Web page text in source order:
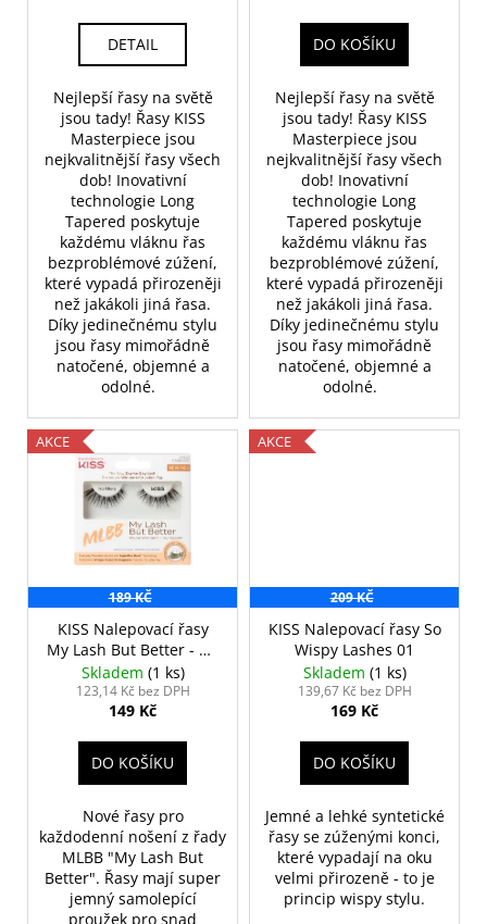
DETAIL
Nejlepší řasy na světě
jsou tady! Řasy KISS
Masterpiece jsou
nejkvalitnější řasy všech
dob! Inovativní
technologie Long
Tapered poskytuje
každému vláknu řas
bezproblémové zúžení,
které vypadá přirozeněji
než jakákoli jiná řasa.
Díky jedinečnému stylu
jsou řasy mimořádně
natočené, objemné a
odolné.
DO KOŠÍKU
Nejlepší řasy na světě
jsou tady! Řasy KISS
Masterpiece jsou
nejkvalitnější řasy všech
dob! Inovativní
technologie Long
Tapered poskytuje
každému vláknu řas
bezproblémové zúžení,
které vypadá přirozeněji
než jakákoli jiná řasa.
Díky jedinečnému stylu
jsou řasy mimořádně
natočené, objemné a
odolné.
AKCE
189 KČ
KISS Nalepovací řasy
My Lash But Better - No
Filters
Skladem (1 ks)
123,14 Kč bez DPH
149 Kč
DO KOŠÍKU
Nové řasy pro
každodenní nošení z řady
MLBB "My Lash But
Better". Řasy mají super
jemný samolepící
proužek pro snad
AKCE
209 KČ
KISS Nalepovací řasy So
Wispy Lashes 01
Skladem (1 ks)
139,67 Kč bez DPH
169 Kč
DO KOŠÍKU
Jemné a lehké syntetické
řasy se zúženými konci,
které vypadají na oku
velmi přirozeně - to je
princip wispy stylu.